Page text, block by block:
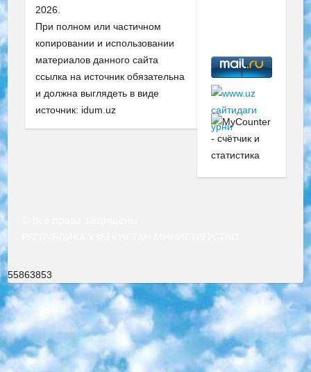
2026.
При полном или частичном
копировании и использовании
материалов данного сайта
ссылка на источник обязательна
и должна выглядеть в виде
источник: idum.uz
55863853